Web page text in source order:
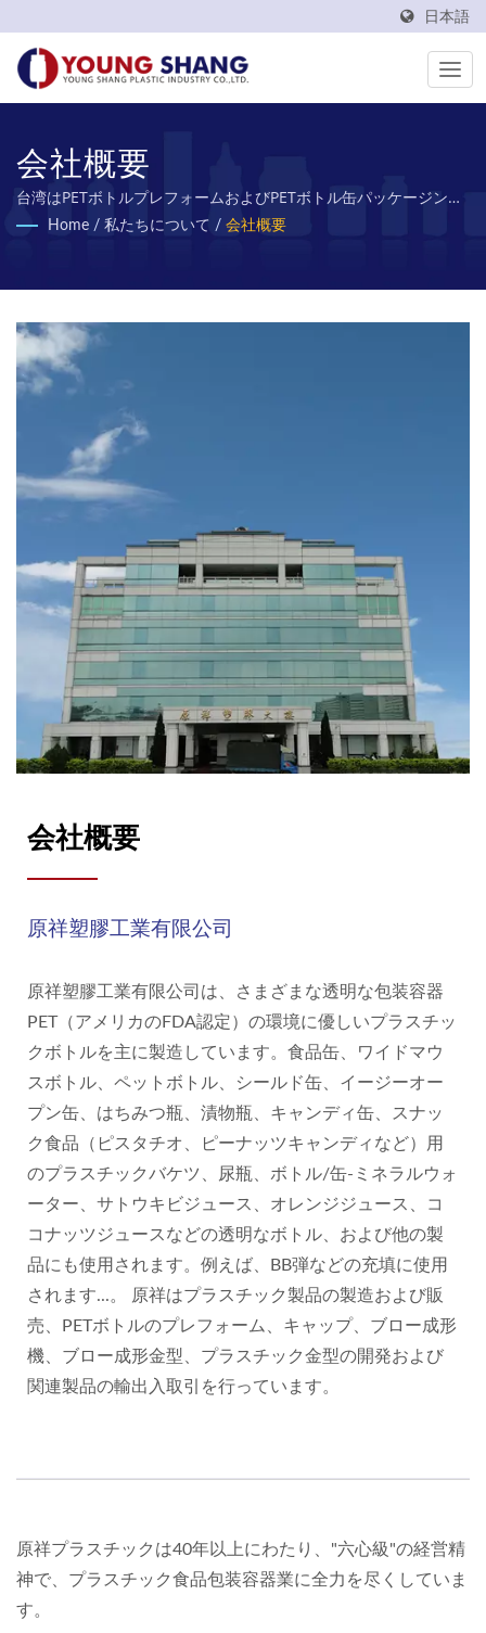
日本語
会社概要
台湾はPETボトルプレフォームおよびPETボトル缶パッケージング
材料の製造メーカーとして50年以上の経験を持っています
Home / 私たちについて / 会社概要
会社概要
原祥塑膠工業有限公司
原祥塑膠工業有限公司は、さまざまな透明な包装容器
PET（アメリカのFDA認定）の環境に優しいプラスチッ
クボトルを主に製造しています。食品缶、ワイドマウ
スボトル、ペットボトル、シールド缶、イージーオー
プン缶、はちみつ瓶、漬物瓶、キャンディ缶、スナッ
ク食品（ピスタチオ、ピーナッツキャンディなど）用
のプラスチックバケツ、尿瓶、ボトル/缶-ミネラルウォ
ーター、サトウキビジュース、オレンジジュース、コ
コナッツジュースなどの透明なボトル、および他の製
品にも使用されます。例えば、BB弾などの充填に使用
されます...。 原祥はプラスチック製品の製造および販
売、PETボトルのプレフォーム、キャップ、ブロー成形
機、ブロー成形金型、プラスチック金型の開発および
関連製品の輸出入取引を行っています。
原祥プラスチックは40年以上にわたり、"六心級"の経営精
神で、プラスチック食品包装容器業に全力を尽くしていま
す。